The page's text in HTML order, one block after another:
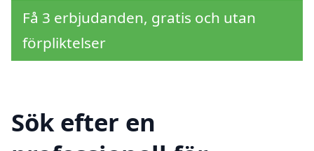
Få 3 erbjudanden, gratis och utan
förpliktelser
Sök efter en